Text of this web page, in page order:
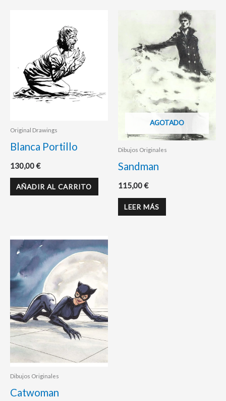
Original Drawings
Blanca Portillo
130,00€
AÑADIR AL CARRITO
AGOTADO
Dibujos Originales
Sandman
115,00€
LEER MÁS
Dibujos Originales
Catwoman